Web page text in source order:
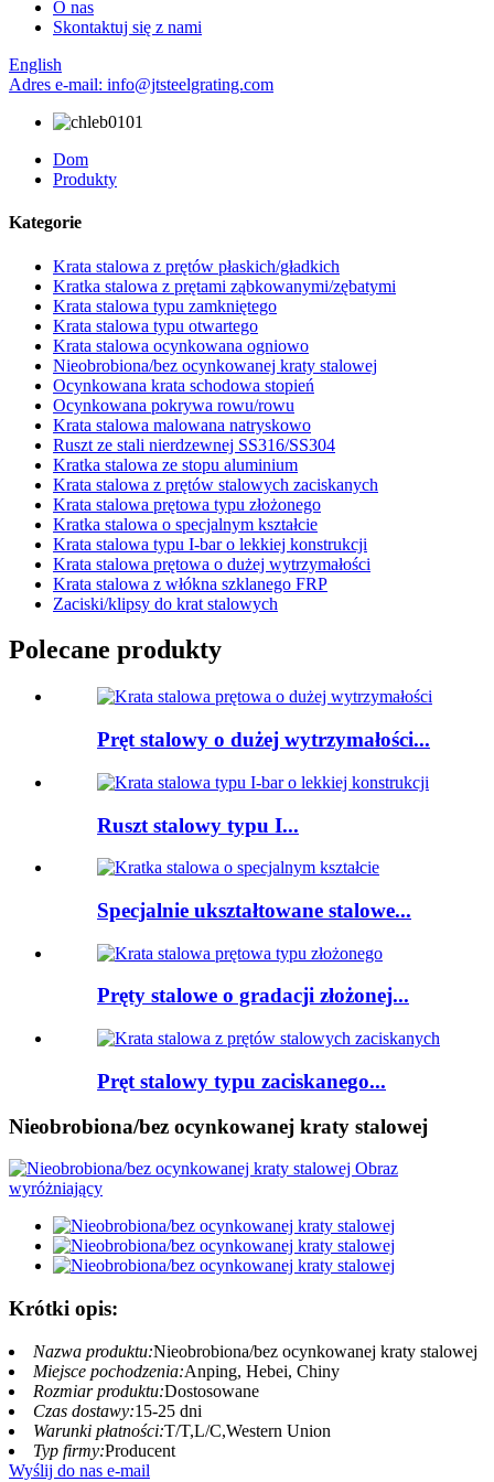
O nas
Skontaktuj się z nami
English
Adres e-mail: info@jtsteelgrating.com
Dom
Produkty
Kategorie
Krata stalowa z prętów płaskich/gładkich
Kratka stalowa z prętami ząbkowanymi/zębatymi
Krata stalowa typu zamkniętego
Krata stalowa typu otwartego
Krata stalowa ocynkowana ogniowo
Nieobrobiona/bez ocynkowanej kraty stalowej
Ocynkowana krata schodowa stopień
Ocynkowana pokrywa rowu/rowu
Krata stalowa malowana natryskowo
Ruszt ze stali nierdzewnej SS316/SS304
Kratka stalowa ze stopu aluminium
Krata stalowa z prętów stalowych zaciskanych
Krata stalowa prętowa typu złożonego
Kratka stalowa o specjalnym kształcie
Krata stalowa typu I-bar o lekkiej konstrukcji
Krata stalowa prętowa o dużej wytrzymałości
Krata stalowa z włókna szklanego FRP
Zaciski/klipsy do krat stalowych
Polecane produkty
Pręt stalowy o dużej wytrzymałości...
Ruszt stalowy typu I...
Specjalnie ukształtowane stalowe...
Pręty stalowe o gradacji złożonej...
Pręt stalowy typu zaciskanego...
Nieobrobiona/bez ocynkowanej kraty stalowej
Krótki opis:
Nazwa produktu:Nieobrobiona/bez ocynkowanej kraty stalowej
Miejsce pochodzenia:Anping, Hebei, Chiny
Rozmiar produktu:Dostosowane
Czas dostawy:15-25 dni
Warunki płatności:T/T,L/C,Western Union
Typ firmy:Producent
Wyślij do nas e-mail